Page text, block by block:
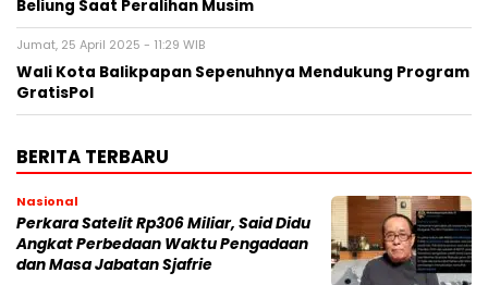
Beliung Saat Peralihan Musim
Jumat, 25 April 2025 - 11:29 WIB
Wali Kota Balikpapan Sepenuhnya Mendukung Program
GratisPol
BERITA TERBARU
Nasional
Perkara Satelit Rp306 Miliar, Said Didu
Angkat Perbedaan Waktu Pengadaan
dan Masa Jabatan Sjafrie